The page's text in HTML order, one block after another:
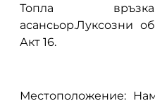
Топла
асансьор.Луксозни
Акт 16.
Местоположение: